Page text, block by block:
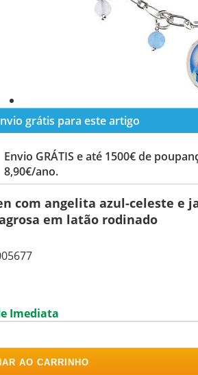
grátis para este artigo
Envio GRÁTIS e até 1500€ de
8,90€/ano.
com angelita azul-celeste e
em latão rodinado
Imediata
AO CARRINHO